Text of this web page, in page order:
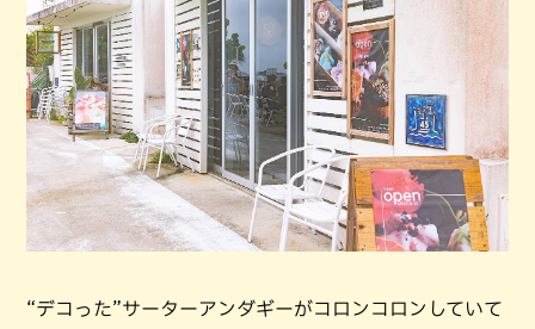
“デコった”サーターアンダギーがコロンコロンしていて